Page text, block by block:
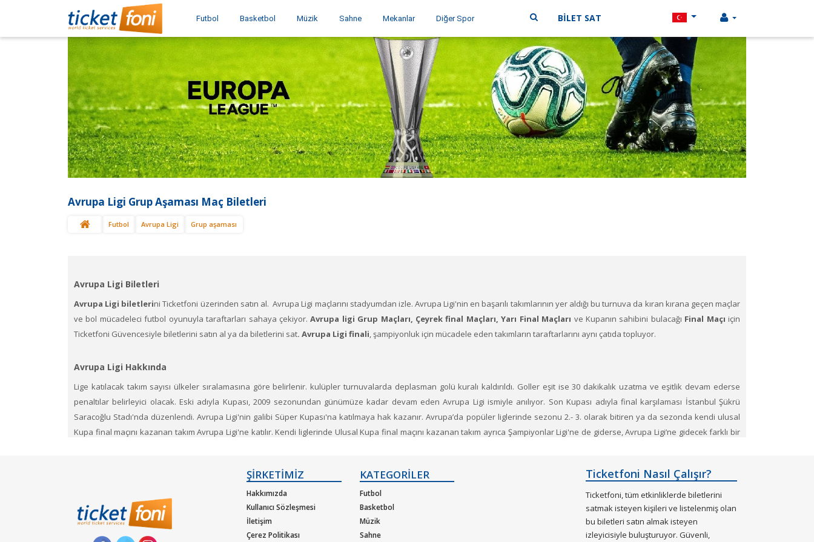
Futbol Basketbol Müzik Sahne Mekanlar Diğer Spor BİLET SAT
Avrupa Ligi Grup Aşaması Maç Biletleri
Futbol Avrupa Ligi Grup aşaması
Avrupa Ligi Biletleri
Avrupa Ligi biletlerini Ticketfoni üzerinden satın al. Avrupa Ligi maçlarını stadyumdan izle. Avrupa Ligi'nin en başarılı takımlarının yer aldığı bu turnuva da kıran kırana geçen maçlar
ve bol mücadeleci futbol oyunuyla taraftarları sahaya çekiyor. Avrupa ligi Grup Maçları, Çeyrek final Maçları, Yarı Final Maçları ve Kupanın sahibini bulacağı Final Maçı için
Ticketfoni Güvencesiyle biletlerini satın al ya da biletlerini sat. Avrupa Ligi finali, şampiyonluk için mücadele eden takımların taraftarlarını aynı çatıda topluyor.
Avrupa Ligi Hakkında
Lige katılacak takım sayısı ülkeler sıralamasına göre belirlenir. kulüpler turnuvalarda deplasman golü kuralı kaldırıldı. Goller eşit ise 30 dakikalık uzatma ve eşitlik devam ederse
penaltılar belirleyici olacak. Eski adıyla Kupası, 2009 sezonundan günümüze kadar devam eden Avrupa Ligi ismiyle anılıyor. Son Kupası adıyla final karşılaması İstanbul Şükrü
Saracoğlu Stadı'nda düzenlendi. Avrupa Ligi'nin galibi Süper Kupası'na katılmaya hak kazanır. Avrupa’da popüler liglerinde sezonu 2.- 3. olarak bitiren ya da sezonda kendi ulusal
Kupa final maçını kazanan takım Avrupa Ligi'ne katılır. Kendi liglerinde Ulusal Kupa final maçını kazanan takım ayrıca Şampiyonlar Ligi'ne de giderse, Avrupa Ligi’ne gidecek farklı bir
kupada başarı göstermiş kupanın orijinalini alır. Bunu başarıp elinde bulunduran tek kulüp takımı Sevilla'dır.
Avrupa Ligi ekiplerinin iç saha ve dış saha biletlerini temin etmek Ticketfoni sayesinde çok kolay. Sadece yapmanız gereken
1.Ticketfoni'ye üye olunuz. Bilet seçiminizi yapınız. (Katılmak istediğiniz etkinlik ya da etkinliklere ait siteye optimize edilmiş oturma planları ve kategori sayesinde bilet seçiminizi
ŞİRKETİMİZ
Hakkımızda
Kullanıcı Sözleşmesi
İletişim
Çerez Politikası
KATEGORİLER
Futbol
Basketbol
Müzik
Sahne
Ticketfoni Nasıl Çalışır?
Ticketfoni, tüm etkinliklerde biletlerini
satmak isteyen kişileri ve listelenmiş olan
bu biletleri satın almak isteyen
izleyicisiyle buluşturuyor. Güvenli,